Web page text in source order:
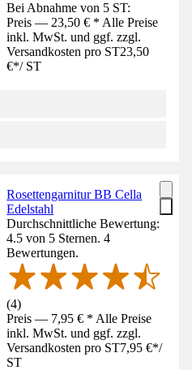
Bei Abnahme von 5 ST:
Preis — 23,50 € * Alle Preise
inkl. MwSt. und ggf. zzgl.
Versandkosten pro ST23,50
€*/ ST
Rosettengarnitur BB Cella
Edelstahl
Durchschnittliche Bewertung:
4.5 von 5 Sternen. 4
Bewertungen.
(4)
Preis — 7,95 € * Alle Preise
inkl. MwSt. und ggf. zzgl.
Versandkosten pro ST7,95 €*/
ST